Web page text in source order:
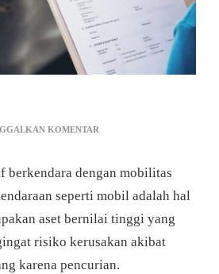
KOMENTARPADA
KLAIM
ASURANSI
MOBILKU
APPROVE
berkendara dengan mobilitas
seperti mobil adalah hal
aset bernilai tinggi yang
risiko kerusakan akibat
karena pencurian.